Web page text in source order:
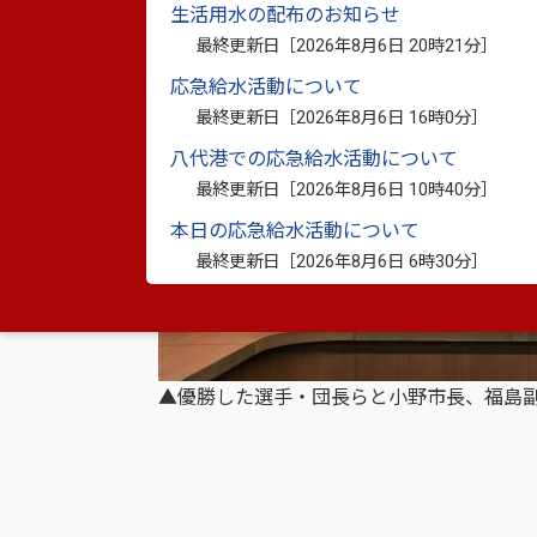
生活用水の配布のお知らせ
最終更新日［2026年8月6日 20時21分
応急給水活動について
最終更新日［2026年8月6日 16時0分
八代港での応急給水活動について
最終更新日［2026年8月6日 10時40分
本日の応急給水活動について
最終更新日［2026年8月6日 6時30分
▲優勝した選手・団長らと小野市長、福島